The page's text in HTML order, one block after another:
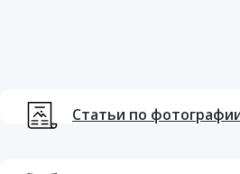
Статьи по